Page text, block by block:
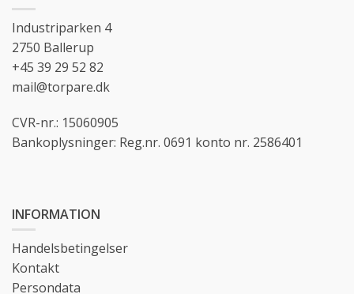
Industriparken 4
2750 Ballerup
+45 39 29 52 82
mail@torpare.dk
CVR-nr.: 15060905
Bankoplysninger: Reg.nr. 0691 konto nr. 2586401
INFORMATION
Handelsbetingelser
Kontakt
Persondata